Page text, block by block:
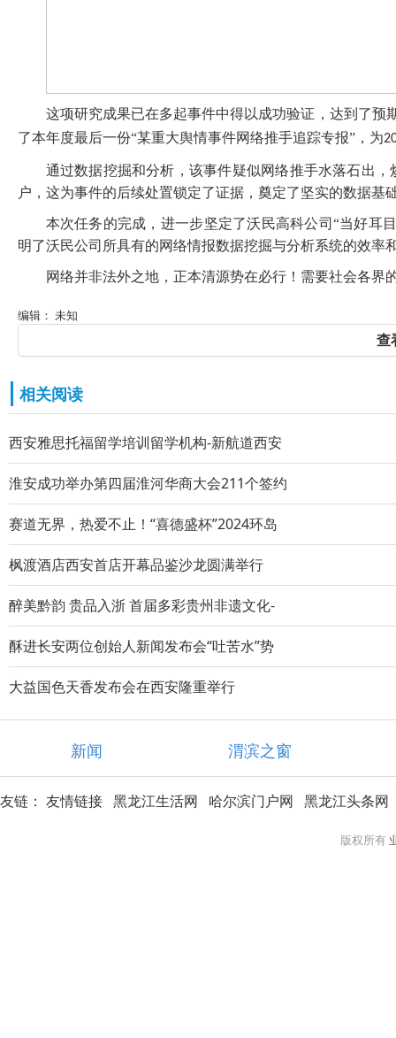
这项研究成果已在多起事件中得以成功验证，达到了预
了本年度最后一份“某重大舆情事件网络推手追踪专报”，为
通过数据挖掘和分析，该事件疑似网络推手水落石出
户，这为事件的后续处置锁定了证据，奠定了坚实的数据基
本次任务的完成，进一步坚定了沃民高科公司“当好耳
明了沃民公司所具有的网络情报数据挖掘与分析系统的效率
网络并非法外之地，正本清源势在必行！需要社会各界
编辑： 未知
查
相关阅读
西安雅思托福留学培训留学机构-新航道西安
淮安成功举办第四届淮河华商大会211个签约
赛道无界，热爱不止！“喜德盛杯”2024环岛
枫渡酒店西安首店开幕品鉴沙龙圆满举行
醉美黔韵 贵品入浙 首届多彩贵州非遗文化-
酥进长安两位创始人新闻发布会“吐苦水”势
大益国色天香发布会在西安隆重举行
新闻 渭滨之窗
友链： 友情链接 黑龙江生活网 哈尔滨门户网 黑龙江头条网
版权所有